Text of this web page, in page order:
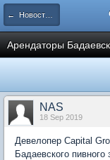
← Новости рынка недвижимости
Арендаторы
NAS
18 Sep 2019
Девелопер Capital
Бадаевского